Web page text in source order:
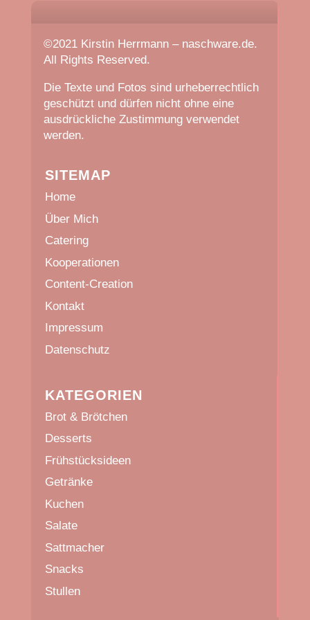
©2021 Kirstin Herrmann – naschware.de.
All Rights Reserved.
Die Texte und Fotos sind urheberrechtlich
geschützt und dürfen nicht ohne eine
ausdrückliche Zustimmung verwendet
werden.
SITEMAP
Home
Über Mich
Catering
Kooperationen
Content-Creation
Kontakt
Impressum
Datenschutz
KATEGORIEN
Brot & Brötchen
Desserts
Frühstücksideen
Getränke
Kuchen
Salate
Sattmacher
Snacks
Stullen